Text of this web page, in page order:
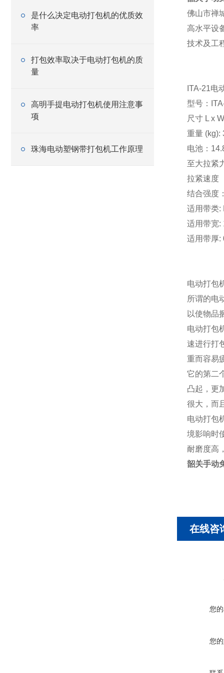
是什么决定电动打包机的优质效
率
打包效率取决于电动打包机的质
量
高明手提电动打包机使用注意事
项
珠海电动塑钢带打包机工作原理
佛山市禅
高水平设
技术及工
ITA-21电
型号：
尺寸 L x
重量 (kg):
电池：
至大拉紧
拉紧速度
结合强度
适用带类:
适用带宽:
适用带厚:
电动打包
所谓的电
以使物品
电动打包
速进行打
重而容易
它的第二
凸起，更
很大，而
电动打包
境影响时
耐磨度高
韶关手动
在线咨
您
您